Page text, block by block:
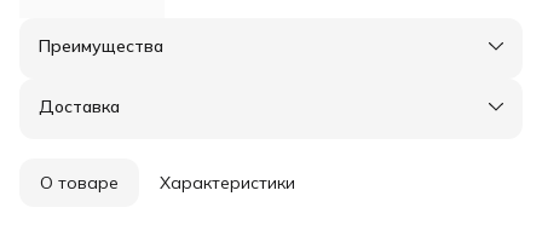
Преимущества
Оплата частями в Сплит
Удобный возврат
Доставка
О товаре Характеристики